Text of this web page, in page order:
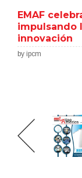
EMAF
impulsando
innovación
by ipcm